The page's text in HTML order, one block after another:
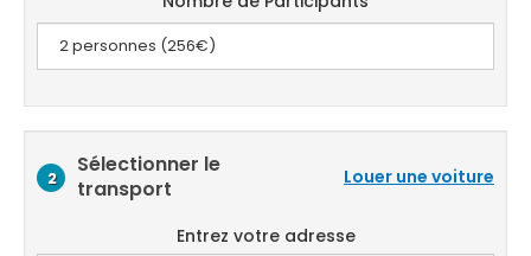
2
Sélectionner le
transport
Louer une voiture
Entrez votre adresse